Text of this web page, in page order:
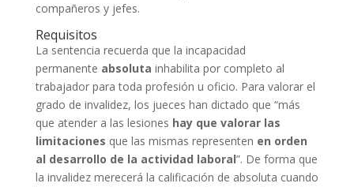
compañeros y jefes.
Requisitos
La sentencia recuerda que la incapacidad
permanente absoluta inhabilita por completo al
trabajador para toda profesión u oficio. Para valorar el
grado de invalidez, los jueces han dictado que “más
que atender a las lesiones hay que valorar las
limitaciones que las mismas representen en orden
al desarrollo de la actividad laboral”. De forma que
la invalidez merecerá la calificación de absoluta cuando